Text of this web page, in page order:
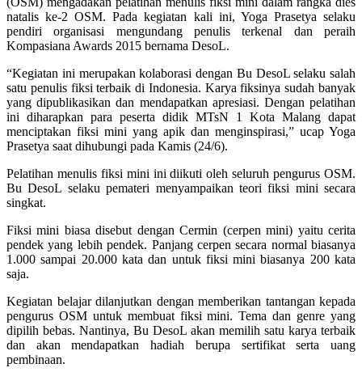
natalis ke-2 OSM. Pada kegiatan kali ini, Yoga Prasetya selaku
pendiri organisasi mengundang penulis terkenal dan peraih
Kompasiana Awards 2015 bernama DesoL.
“Kegiatan ini merupakan kolaborasi dengan Bu DesoL selaku salah
satu penulis fiksi terbaik di Indonesia. Karya fiksinya sudah banyak
yang dipublikasikan dan mendapatkan apresiasi. Dengan pelatihan
ini diharapkan para peserta didik MTsN 1 Kota Malang dapat
menciptakan fiksi mini yang apik dan menginspirasi,” ucap Yoga
Prasetya saat dihubungi pada Kamis (24/6).
Pelatihan menulis fiksi mini ini diikuti oleh seluruh pengurus OSM.
Bu DesoL selaku pemateri menyampaikan teori fiksi mini secara
singkat.
Fiksi mini biasa disebut dengan Cermin (cerpen mini) yaitu cerita
pendek yang lebih pendek. Panjang cerpen secara normal biasanya
1.000 sampai 20.000 kata dan untuk fiksi mini biasanya 200 kata
saja.
Kegiatan belajar dilanjutkan dengan memberikan tantangan kepada
pengurus OSM untuk membuat fiksi mini. Tema dan genre yang
dipilih bebas. Nantinya, Bu DesoL akan memilih satu karya terbaik
dan akan mendapatkan hadiah berupa sertifikat serta uang
pembinaan.